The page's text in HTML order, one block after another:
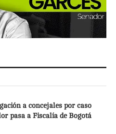
a concejales por caso
pasa a Fiscalía de Bogotá